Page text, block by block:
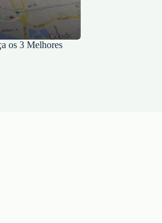
os 3 Melhores